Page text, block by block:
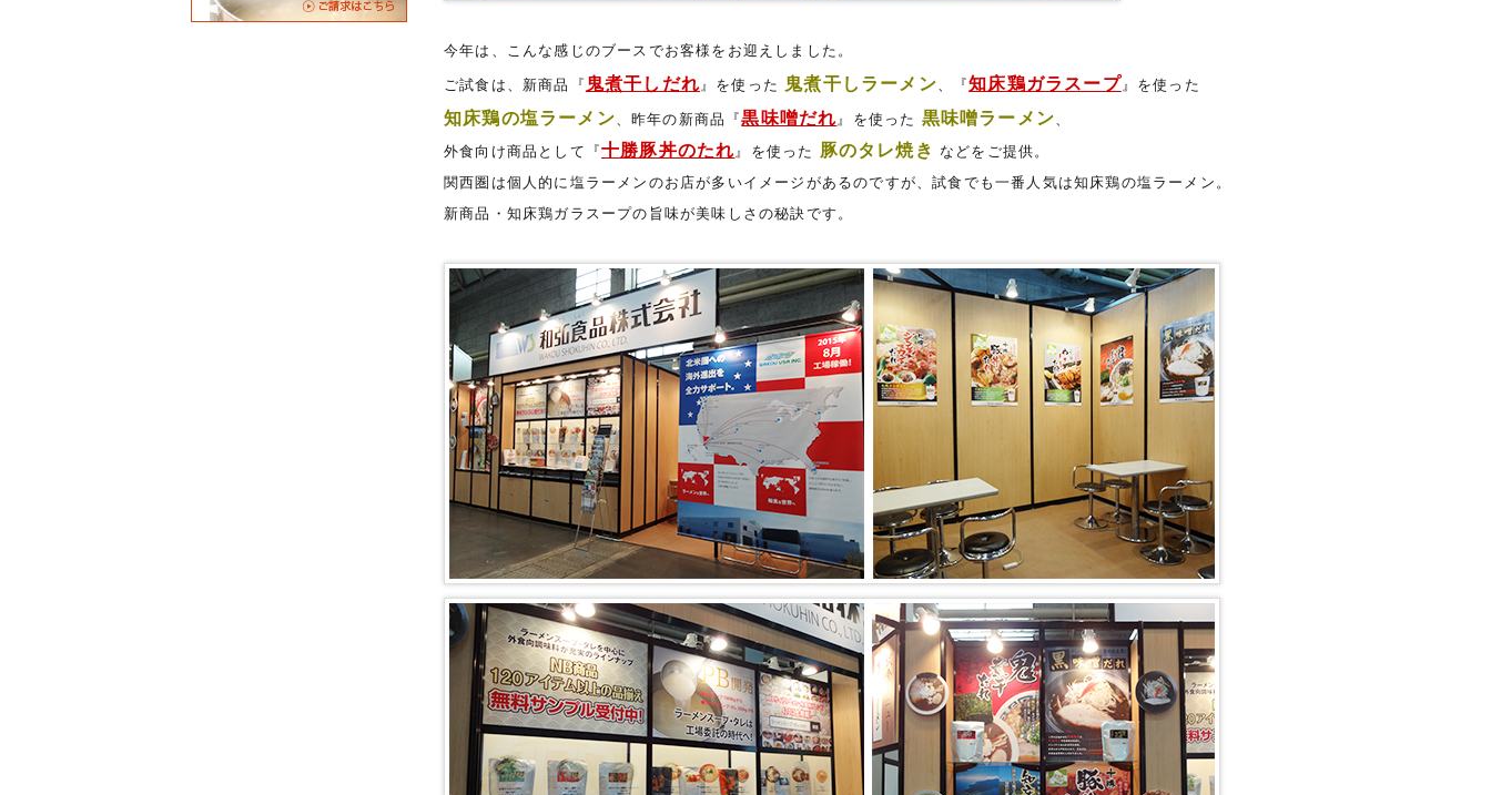
今年は、こんな感じのブースでお客様をお迎えしました。
ご試食は、新商品『 鬼煮干しだれ』を使った 鬼煮干しラーメン、 『知床鶏ガラスープ』を使った
知床鶏の塩ラーメン、昨年の新商品『黒味噌だれ』を使った 黒味噌ラーメン、
外食向け商品として
『十勝豚丼のたれ』を使った 豚のタレ焼き などを ご提供。
関西圏は個人的に塩ラーメンのお店が多いイメージがあるのですが、試食でも一番人気は知床鶏の塩ラーメン。
新商品・知床鶏ガラスープの旨味が美味しさの秘訣です。